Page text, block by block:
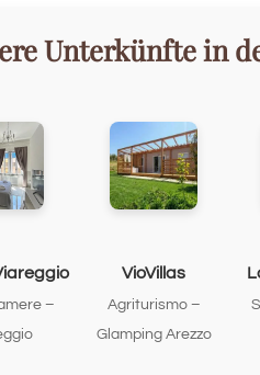
Unterkünfte in
–
VioVillas
Agriturismo –
Glamping Arezzo